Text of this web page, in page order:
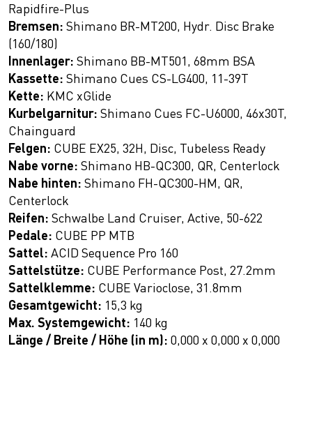
Rapidfire-Plus
Bremsen: Shimano BR-MT200, Hydr. Disc Brake
(160/180)
Innenlager: Shimano BB-MT501, 68mm BSA
Kassette: Shimano Cues CS-LG400, 11-39T
Kette: KMC xGlide
Kurbelgarnitur: Shimano Cues FC-U6000, 46x30T,
Chainguard
Felgen: CUBE EX25, 32H, Disc, Tubeless Ready
Nabe vorne: Shimano HB-QC300, QR, Centerlock
Nabe hinten: Shimano FH-QC300-HM, QR,
Centerlock
Reifen: Schwalbe Land Cruiser, Active, 50-622
Pedale: CUBE PP MTB
Sattel: ACID Sequence Pro 160
Sattelstütze: CUBE Performance Post, 27.2mm
Sattelklemme: CUBE Varioclose, 31.8mm
Gesamtgewicht: 15,3 kg
Max. Systemgewicht: 140 kg
Länge / Breite / Höhe (in m): 0,000 x 0,000 x 0,000